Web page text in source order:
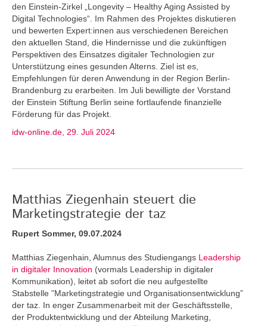
den Einstein-Zirkel „Longevity – Healthy Aging Assisted by
Digital Technologies“. Im Rahmen des Projektes diskutieren
und bewerten Expert:innen aus verschiedenen Bereichen
den aktuellen Stand, die Hindernisse und die zukünftigen
Perspektiven des Einsatzes digitaler Technologien zur
Unterstützung eines gesunden Alterns. Ziel ist es,
Empfehlungen für deren Anwendung in der Region Berlin-
Brandenburg zu erarbeiten. Im Juli bewilligte der Vorstand
der Einstein Stiftung Berlin seine fortlaufende finanzielle
Förderung für das Projekt.
idw-online.de, 29. Juli 2024
Matthias Ziegenhain steuert die
Marketingstrategie der taz
Rupert Sommer, 09.07.2024
Matthias Ziegenhain, Alumnus des Studiengangs Leadership
in digitaler Innovation (vormals Leadership in digitaler
Kommunikation), leitet ab sofort die neu aufgestellte
Stabstelle ”Marketingstrategie und Organisationsentwicklung”
der taz. In enger Zusammenarbeit mit der Geschäftsstelle,
der Produktentwicklung und der Abteilung Marketing,